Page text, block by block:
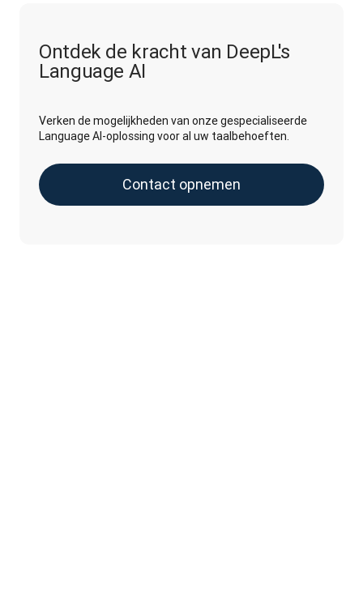
Ontdek de kracht van DeepL's
Language AI
Verken de mogelijkheden van onze gespecialiseerde
Language AI-oplossing voor al uw taalbehoeften.
Contact opnemen